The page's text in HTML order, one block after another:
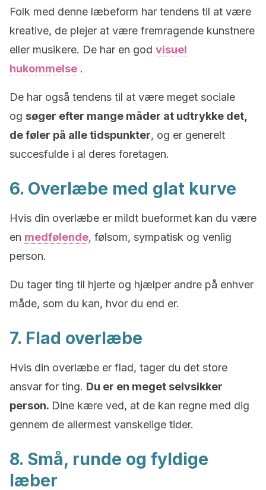
Folk med denne læbeform har tendens til at være
kreative, de plejer at være fremragende kunstnere
eller musikere. De har en god visuel
hukommelse .
De har også tendens til at være meget sociale
og søger efter mange måder at udtrykke det,
de føler på alle tidspunkter, og er generelt
succesfulde i al deres foretagen.
6. Overlæbe med glat kurve
Hvis din overlæbe er mildt bueformet kan du være
en medfølende, følsom, sympatisk og venlig
person.
Du tager ting til hjerte og hjælper andre på enhver
måde, som du kan, hvor du end er.
7. Flad overlæbe
Hvis din overlæbe er flad, tager du det store
ansvar for ting. Du er en meget selvsikker
person. Dine kære ved, at de kan regne med dig
gennem de allermest vanskelige tider.
8. Små, runde og fyldige
læber